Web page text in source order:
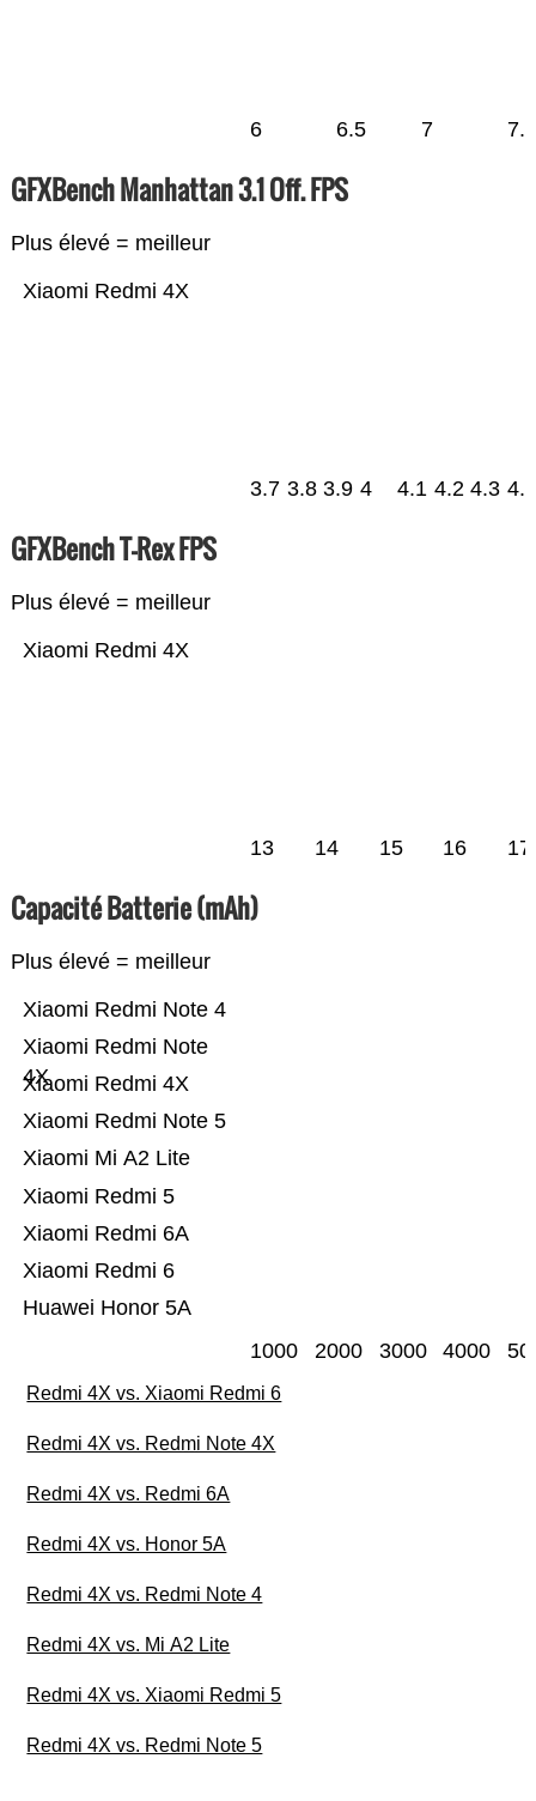
6 6.5 7 7.5
GFXBench Manhattan 3.1 Off. FPS
Plus élevé = meilleur
Xiaomi Redmi 4X
3.7 3.8 3.9 4 4.1 4.2 4.3 4.4
GFXBench T-Rex FPS
Plus élevé = meilleur
Xiaomi Redmi 4X
13 14 15 16 17
Capacité Batterie (mAh)
Plus élevé = meilleur
Huawei Honor 5A
Xiaomi Redmi 6
Xiaomi Redmi 6A
Xiaomi Redmi 5
Xiaomi Mi A2 Lite
Xiaomi Redmi Note 5
Xiaomi Redmi 4X
Xiaomi Redmi Note
4X
Xiaomi Redmi Note 4
1000 2000 3000 4000
Redmi 4X vs. Xiaomi Redmi 6
Redmi 4X vs. Redmi Note 4X
Redmi 4X vs. Redmi 6A
Redmi 4X vs. Honor 5A
Redmi 4X vs. Redmi Note 4
Redmi 4X vs. Mi A2 Lite
Redmi 4X vs. Xiaomi Redmi 5
Redmi 4X vs. Redmi Note 5